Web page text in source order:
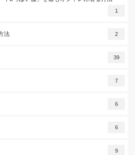
1
法 2
39
7
6
6
9